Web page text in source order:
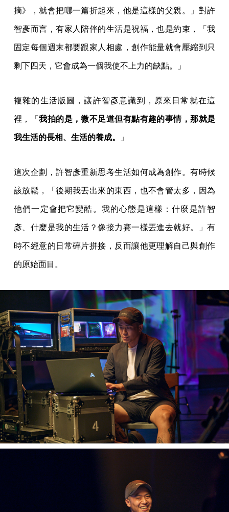
摘》，就會把哪一篇折起來，他是這樣的父親。」對許
智彥而言，有家人陪伴的生活是祝福，也是約束，「我
固定每個週末都要跟家人相處，創作能量就會壓縮到只
剩下四天，它會成為一個我使不上力的缺點。」
複雜的生活版圖，讓許智彥意識到，原來日常就在這
裡，「我拍的是，微不足道但有點有趣的事情，那就是
我生活的長相、生活的養成。 」
這次企劃，許智彥重新思考生活如何成為創作。有時候
該放鬆，「後期我丟出來的東西，也不會管太多，因為
他們一定會把它變酷。我的心態是這樣：什麼是許智
彥、什麼是我的生活？像接力賽一樣丟進去就好。」有
時不經意的日常碎片拼接，反而讓他更理解自己與創作
的原始面目。